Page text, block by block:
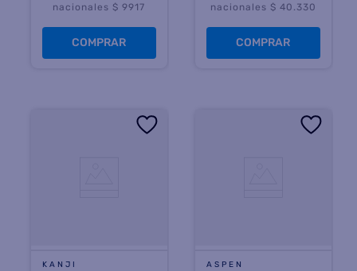
nacionales $ 9917
COMPRAR
nacionales $ 40.330
COMPRAR
KANJI ASPEN